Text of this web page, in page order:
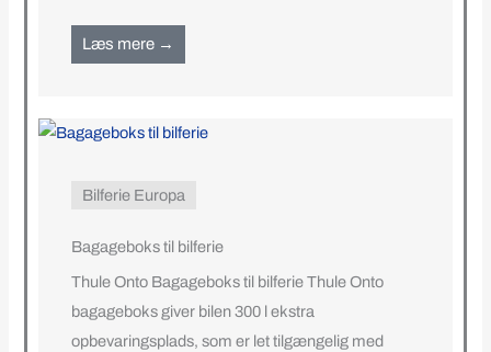
Læs mere →
Bilferie Europa
Bagageboks til bilferie
Thule Onto Bagageboks til bilferie Thule Onto
bagageboks giver bilen 300 l ekstra
opbevaringsplads, som er let tilgængelig med